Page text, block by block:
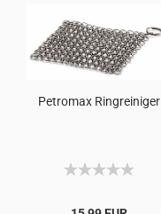
Petromax Ringreiniger